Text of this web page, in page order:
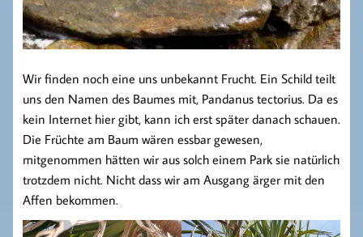
Wir finden noch eine uns unbekannt Frucht. Ein Schild teilt
uns den Namen des Baumes mit, Pandanus tectorius. Da es
kein Internet hier gibt, kann ich erst später danach schauen.
Die Früchte am Baum wären essbar gewesen,
mitgenommen hätten wir aus solch einem Park sie natürlich
trotzdem nicht. Nicht dass wir am Ausgang ärger mit den
Affen bekommen.